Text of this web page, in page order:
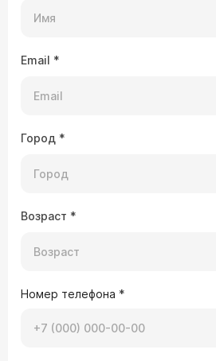
Email *
Город *
Возраст *
Номер телефона *